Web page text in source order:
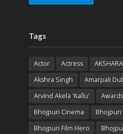
Tags
Actor Actress
Akshra Singh
Amarpali
Arvind Akela 'Kallu'
Awards
Bhojpuri Cinema
Bhojpuri
Bhojpuri Film Hero